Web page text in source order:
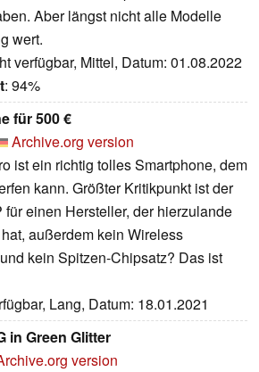
Aber längst nicht alle Modelle
wert.
verfügbar, Mittel, Datum: 01.08.2022
: 94%
für 500 €
Archive.org version
ist ein richtig tolles Smartphone, dem
kann. Größter Kritikpunkt ist der
einen Hersteller, der hierzulande
außerdem kein Wireless
kein Spitzen-Chipsatz? Das ist
Lang, Datum: 18.01.2021
in Green Glitter
version